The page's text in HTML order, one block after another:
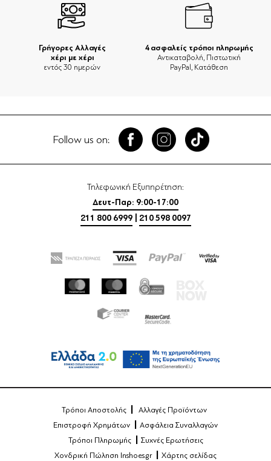
Γρήγορες Αλλαγές
χέρι με χέρι
εντός 30 ημερών
4 ασφαλείς τρόποι πληρωμής
Αντικαταβολή, Πιστωτική
PayPal, Κατάθεση
Follow us on:
Τηλεφωνική Εξυπηρέτηση:
Δευτ-Παρ: 9:00-17:00
211 800 6999
210 598 0097
Τρόποι Αποστολής
Αλλαγές Προϊόντων
Επιστροφή Χρημάτων
Ασφάλεια Συναλλαγών
Τρόποι Πληρωμής
Συχνές Ερωτήσεις
Χονδρική Πώληση Inshoes.gr
Χάρτης σελίδας